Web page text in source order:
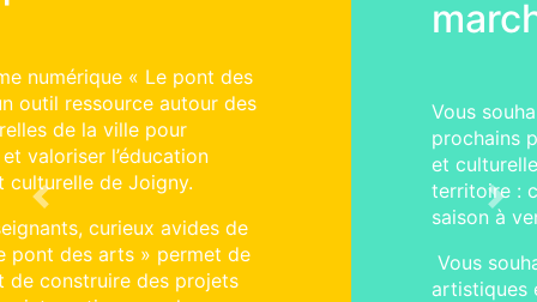
Vous souhaitez construire avec nous les
prochains projets d’éducation artistique
et culturelle qui auront lieu sur le
territoire : cliquer et explorer sur la
saison à venir !
Vous souhaitez découvrir les projets
artistiques en cours de réalisations :
Previous Next